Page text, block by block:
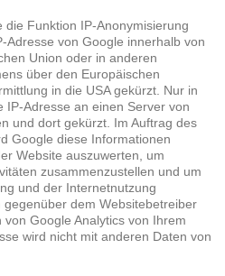
Funktion IP-Anonymisierung
Adresse von Google innerhalb von
Union oder in anderen
über den Europäischen
in die USA gekürzt. Nur in
IP-Adresse an einen Server von
und dort gekürzt. Im Auftrag des
Google diese Informationen
Website auszuwerten, um
zusammenzustellen und um
und der Internetnutzung
dem Websitebetreiber
Google Analytics von Ihrem
wird nicht mit anderen Daten von